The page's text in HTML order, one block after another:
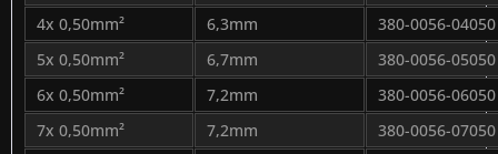
4x 0,50mm²
6,3mm
380-0056-04050
5x 0,50mm²
6,7mm
380-0056-05050
6x 0,50mm²
7,2mm
380-0056-06050
7x 0,50mm²
7,2mm
380-0056-07050